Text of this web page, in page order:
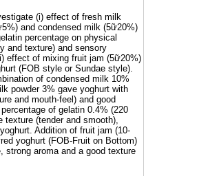
(i) effect of fresh milk
and condensed milk (5ữ20%)
percentage on physical
and texture) and sensory
effect of mixing fruit jam (5ữ20%)
(FOB style or Sundae style).
of condensed milk 10%
powder 3% gave yoghurt with
and mouth-feel) and good
of gelatin 0.4% (220
texture (tender and smooth),
Addition of fruit jam (10-
yoghurt (FOB-Fruit on Bottom)
strong aroma and a good texture